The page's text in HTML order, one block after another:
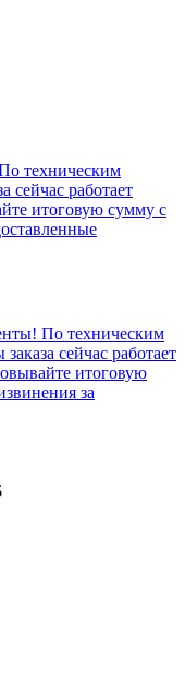
техническим
сейчас работает
итоговую сумму с
По техническим
сейчас работает
итоговую
за